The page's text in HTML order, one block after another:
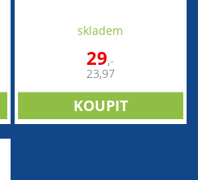
skladem
29,-
23,97